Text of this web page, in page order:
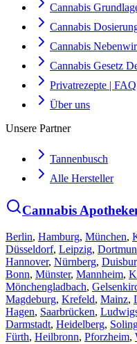
Cannabis
Cannabis
Cannabis
Cannabis Gesetz
Privatrezepte | FAQ
Über uns
Unsere Partner
Tannenbusch
Alle Hersteller
Cannabis
Berlin, Hamburg, München,
Düsseldorf, Leipzig,
Hannover, Nürnberg,
Bonn, Münster, Mannheim,
Mönchengladbach,
Magdeburg, Krefeld, Mainz,
Hagen, Saarbrücken,
Darmstadt, Heidelberg,
Fürth, Heilbronn, Pforzheim,